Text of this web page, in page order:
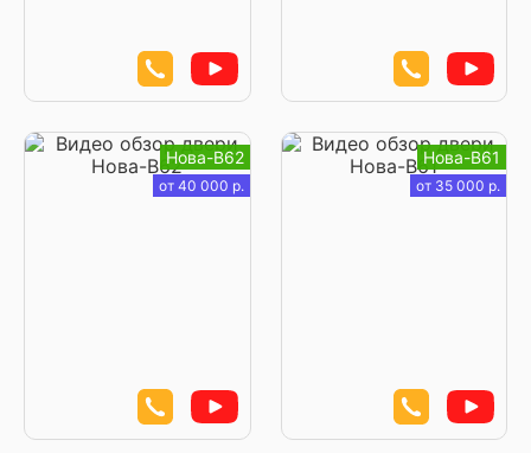
Нова-В62
от 40 000 р.
Нова-В61
от 35 000 р.